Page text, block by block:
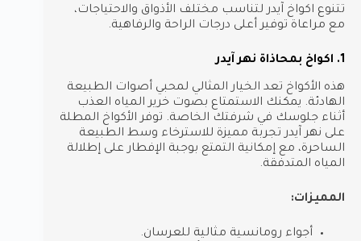
تتنوع اكواخ آيدر لتناسب مختلف الأذواق والاحتياجات،
مع مراعاة توفير أعلى درجات الراحة والرفاهية.
1. اكواخ بمحاذاة نهر آيدر
هذه الأكواخ تعد الخيار المثالي لمحبي أصوات الطبيعة
الهادئة. يمكنك الاستمتاع بصوت خرير المياه العذب
أثناء جلوسك في شرفتك الخاصة. توفر الأكواخ المطلة
على نهر آيدر تجربة مميزة للاسترخاء وسط الطبيعة
الساحرة، مع إمكانية التمتع بوجبة الإفطار على إطلالة
المياه المتدفقة.
المميزات:
أجواء رومانسية مثالية للعرسان.